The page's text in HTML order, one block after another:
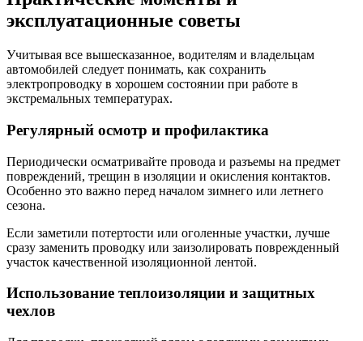
эксплуатационные советы
Учитывая все вышесказанное, водителям и владельцам
автомобилей следует понимать, как сохранить
электропроводку в хорошем состоянии при работе в
экстремальных температурах.
Регулярный осмотр и профилактика
Периодически осматривайте провода и разъемы на предмет
повреждений, трещин в изоляции и окисления контактов.
Особенно это важно перед началом зимнего или летнего
сезона.
Если заметили потертости или оголенные участки, лучше
сразу заменить проводку или заизолировать поврежденный
участок качественной изоляционной лентой.
Использование теплоизоляции и защитных
чехлов